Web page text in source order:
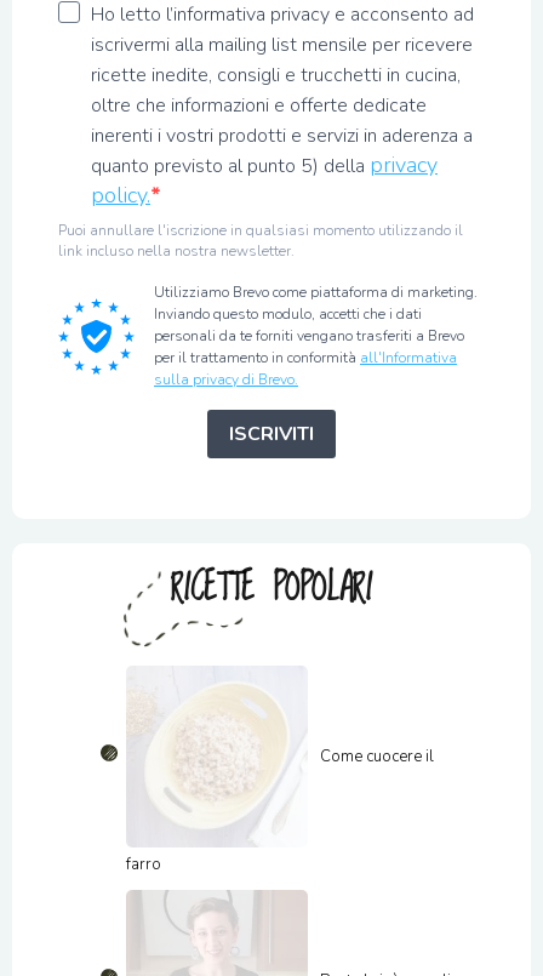
Ho letto l’informativa privacy e acconsento ad
iscrivermi alla mailing list mensile per ricevere
ricette inedite, consigli e trucchetti in cucina,
oltre che informazioni e offerte dedicate
inerenti i vostri prodotti e servizi in aderenza a
quanto previsto al punto 5) della privacy
policy.
Puoi annullare l'iscrizione in qualsiasi momento utilizzando il
link incluso nella nostra newsletter.
Utilizziamo Brevo come piattaforma di marketing.
Inviando questo modulo, accetti che i dati
personali da te forniti vengano trasferiti a Brevo
per il trattamento in conformità all'Informativa
sulla privacy di Brevo.
ISCRIVITI
RICETTE POPOLARI
Come cuocere il
farro